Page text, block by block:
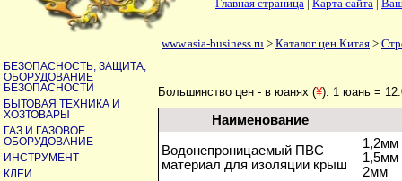
Главная страница | Карта сайта |
БЕЗОПАСНОСТЬ, ЗАЩИТА,
ОБОРУДОВАНИЕ
БЕЗОПАСНОСТИ
БЫТОВАЯ ТЕХНИКА И
ХОЗТОВАРЫ
ГАЗ И ГАЗОВОЕ
ОБОРУДОВАНИЕ
ИНСТРУМЕНТ
КЛЕИ
Большинство цен - в юанях (¥). 1 юань =
Наименование
Водонепроницаемый ПВС
материал для изоляции крыш
1,2мм
1,5мм
2мм
www.asia-business.ru > Каталог цен Китая >